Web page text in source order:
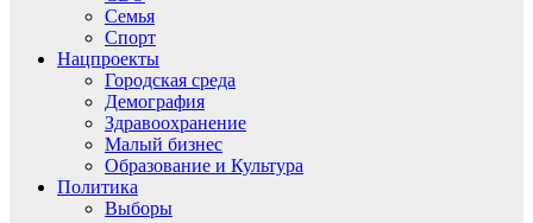
Семья
Спорт
Нацпроекты
Городская среда
Демография
Здравоохранение
Малый бизнес
Образование и Культура
Политика
Выборы